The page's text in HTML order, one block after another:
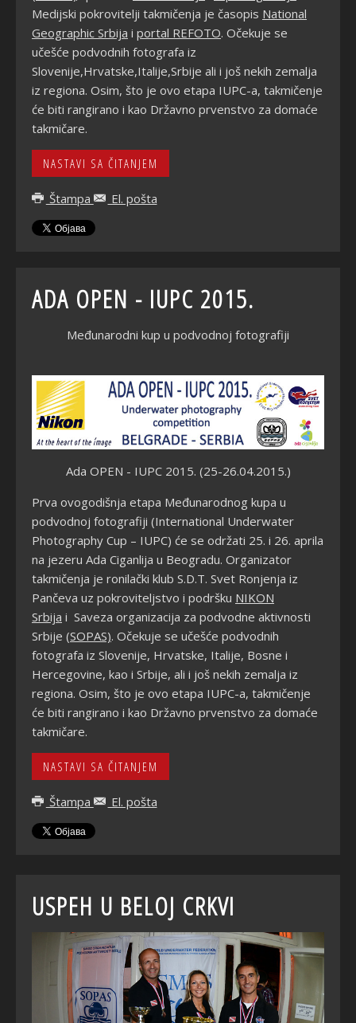
Medijski pokrovitelji takmičenja je časopis National
Geographic Srbija i portal REFOTO. Očekuje se
učešće podvodnih fotografa iz
Slovenije,Hrvatske,Italije,Srbije ali i još nekih zemalja
iz regiona. Osim, što je ovo etapa IUPC-a, takmičenje
će biti rangirano i kao Državno prvenstvo za domaće
takmičare.
NASTAVI SA ČITANJEM
Štampa El. pošta
ADA OPEN - IUPC 2015.
Međunarodni kup u podvodnoj fotografiji
Ada OPEN - IUPC 2015. (25-26.04.2015.)
Prva ovogodišnja etapa Međunarodnog kupa u
podvodnoj fotografiji (International Underwater
Photography Cup – IUPC) će se održati 25. i 26. aprila
na jezeru Ada Ciganlija u Beogradu. Organizator
takmičenja je ronilački klub S.D.T. Svet Ronjenja iz
Pančeva uz pokroviteljstvo i podršku NIKON
Srbija i Saveza organizacija za podvodne aktivnosti
Srbije (SOPAS). Očekuje se učešće podvodnih
fotografa iz Slovenije, Hrvatske, Italije, Bosne i
Hercegovine, kao i Srbije, ali i još nekih zemalja iz
regiona. Osim, što je ovo etapa IUPC-a, takmičenje
će biti rangirano i kao Državno prvenstvo za domaće
takmičare.
NASTAVI SA ČITANJEM
Štampa El. pošta
USPEH U BELOJ CRKVI